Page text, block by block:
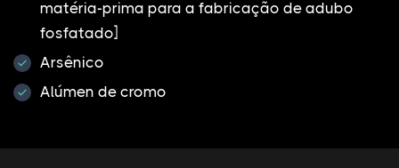
matéria-prima para a fabricação de adubo
fosfatado]
Arsênico
Alúmen de cromo